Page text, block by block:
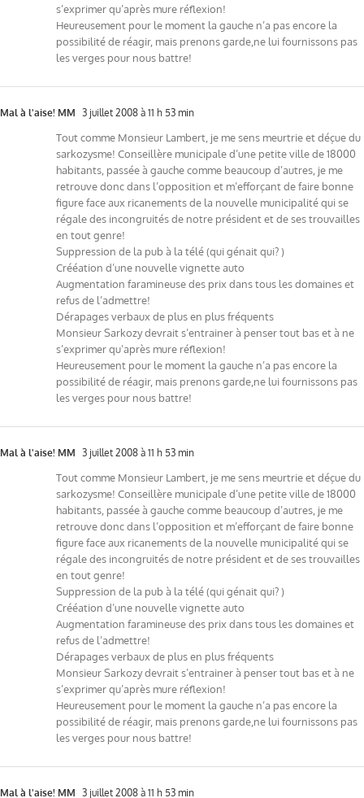
s’exprimer qu’après mure réflexion!
Heureusement pour le moment la gauche n’a pas encore la
possibilité de réagir, mais prenons garde,ne lui fournissons pas
les verges pour nous battre!
Mal à l'aise! MM 3 juillet 2008 à 11 h 53 min
Tout comme Monsieur Lambert, je me sens meurtrie et déçue du
sarkozysme! Conseillère municipale d’une petite ville de 18000
habitants, passée à gauche comme beaucoup d’autres, je me
retrouve donc dans l’opposition et m’efforçant de faire bonne
figure face aux ricanements de la nouvelle municipalité qui se
régale des incongruités de notre président et de ses trouvailles
en tout genre!
Suppression de la pub à la télé (qui génait qui? )
Crééation d’une nouvelle vignette auto
Augmentation faramineuse des prix dans tous les domaines et
refus de l’admettre!
Dérapages verbaux de plus en plus fréquents
Monsieur Sarkozy devrait s’entrainer à penser tout bas et à ne
s’exprimer qu’après mure réflexion!
Heureusement pour le moment la gauche n’a pas encore la
possibilité de réagir, mais prenons garde,ne lui fournissons pas
les verges pour nous battre!
Mal à l'aise! MM 3 juillet 2008 à 11 h 53 min
Tout comme Monsieur Lambert, je me sens meurtrie et déçue du
sarkozysme! Conseillère municipale d’une petite ville de 18000
habitants, passée à gauche comme beaucoup d’autres, je me
retrouve donc dans l’opposition et m’efforçant de faire bonne
figure face aux ricanements de la nouvelle municipalité qui se
régale des incongruités de notre président et de ses trouvailles
en tout genre!
Suppression de la pub à la télé (qui génait qui? )
Crééation d’une nouvelle vignette auto
Augmentation faramineuse des prix dans tous les domaines et
refus de l’admettre!
Dérapages verbaux de plus en plus fréquents
Monsieur Sarkozy devrait s’entrainer à penser tout bas et à ne
s’exprimer qu’après mure réflexion!
Heureusement pour le moment la gauche n’a pas encore la
possibilité de réagir, mais prenons garde,ne lui fournissons pas
les verges pour nous battre!
Mal à l'aise! MM 3 juillet 2008 à 11 h 53 min